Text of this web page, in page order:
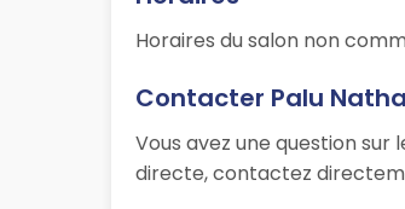
Horaires du salon non
Contacter Palu
Vous avez une question
directe, contactez